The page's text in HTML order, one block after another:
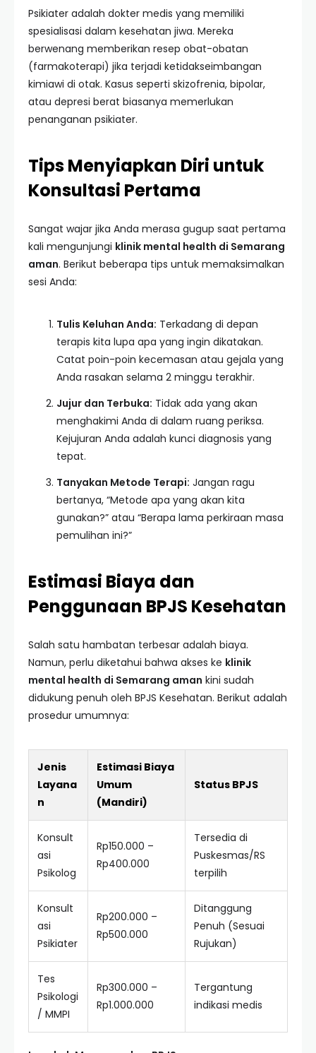
Psikiater adalah dokter medis yang memiliki
spesialisasi dalam kesehatan jiwa. Mereka
berwenang memberikan resep obat-obatan
(farmakoterapi) jika terjadi ketidakseimbangan
kimiawi di otak. Kasus seperti skizofrenia, bipolar,
atau depresi berat biasanya memerlukan
penanganan psikiater.
Tips Menyiapkan Diri untuk
Konsultasi Pertama
Sangat wajar jika Anda merasa gugup saat pertama
kali mengunjungi klinik mental health di Semarang
aman. Berikut beberapa tips untuk memaksimalkan
sesi Anda:
Tulis Keluhan Anda: Terkadang di depan
terapis kita lupa apa yang ingin dikatakan.
Catat poin-poin kecemasan atau gejala yang
Anda rasakan selama 2 minggu terakhir.
Jujur dan Terbuka: Tidak ada yang akan
menghakimi Anda di dalam ruang periksa.
Kejujuran Anda adalah kunci diagnosis yang
tepat.
Tanyakan Metode Terapi: Jangan ragu
bertanya, “Metode apa yang akan kita
gunakan?” atau “Berapa lama perkiraan masa
pemulihan ini?”
Estimasi Biaya dan
Penggunaan BPJS Kesehatan
Salah satu hambatan terbesar adalah biaya.
Namun, perlu diketahui bahwa akses ke klinik
mental health di Semarang aman kini sudah
didukung penuh oleh BPJS Kesehatan. Berikut adalah
prosedur umumnya:
Jenis
Layana
n
Estimasi Biaya
Umum
(Mandiri)
Status BPJS
Konsult
asi
Psikolog
Rp150.000 –
Rp400.000
Tersedia di
Puskesmas/RS
terpilih
Konsult
asi
Psikiater
Rp200.000 –
Rp500.000
Ditanggung
Penuh (Sesuai
Rujukan)
Tes
Psikologi
/ MMPI
Rp300.000 –
Rp1.000.000
Tergantung
indikasi medis